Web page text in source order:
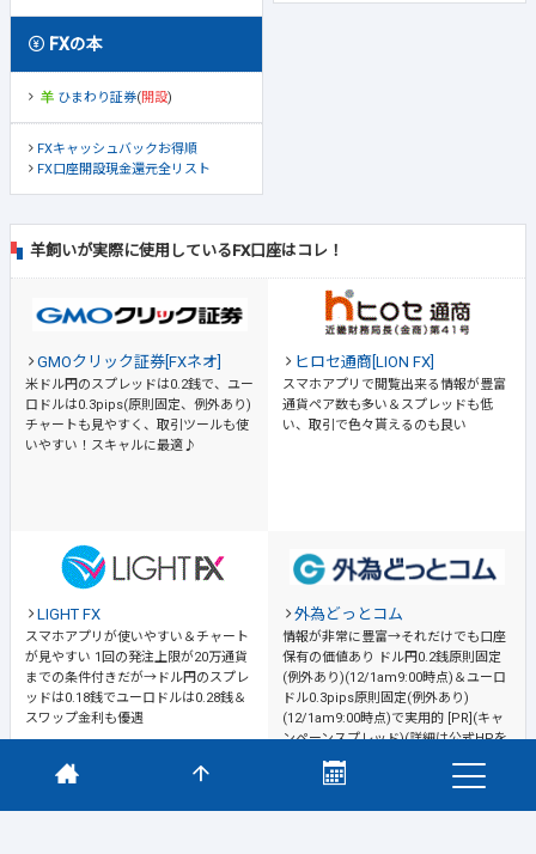
FXの本
ひまわり証券(開設)
FXキャッシュバックお得順
FX口座開設現金還元全リスト
羊飼いが実際に使用しているFX口座はコレ！
GMOクリック証券[FXネオ]
米ドル円のスプレッドは0.2銭で、ユー
ロドルは0.3pips(原則固定、例外あり)
チャートも見やすく、取引ツールも使
いやすい！スキャルに最適♪
ヒロセ通商[LION FX]
スマホアプリで閲覧出来る情報が豊富
通貨ペア数も多い＆スプレッドも低
い、取引で色々貰えるのも良い
LIGHT FX
スマホアプリが使いやすい＆チャート
が見やすい 1回の発注上限が20万通貨
までの条件付きだが→ドル円のスプレ
ッドは0.18銭でユーロドルは0.28銭＆
スワップ金利も優遇
外為どっとコム
情報が非常に豊富→それだけでも口座
保有の価値あり
ドル円0.2銭原則固定
(例外あり)(12/1am9:00時点)＆ユーロ
ドル0.3pips原則固定(例外あり)
(12/1am9:00時点)で実用的 [PR](キャ
ンペーンスプレッド)(詳細は公式HPを
ご確認ください)